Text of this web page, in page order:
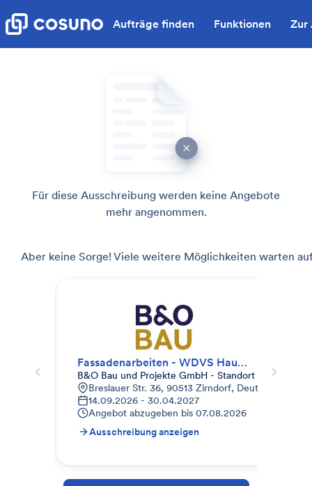
Aufträge finden Funktionen Zur
Für diese Ausschreibung werden keine Angebote
mehr angenommen.
Aber keine Sorge! Viele weitere Möglichkeiten warten
Fassadenarbeiten - WDVS Haus 42 - 44
B&O Bau und Projekte GmbH - Standort Franken
Breslauer Str. 36, 90513 Zirndorf, Deutschland
14.09.2026 - 30.04.2027
Angebot abzugeben bis 07.08.2026
Ausschreibung anzeigen